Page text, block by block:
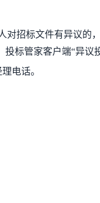
对招标文件有异议的
投标管家客户端“异
电话。